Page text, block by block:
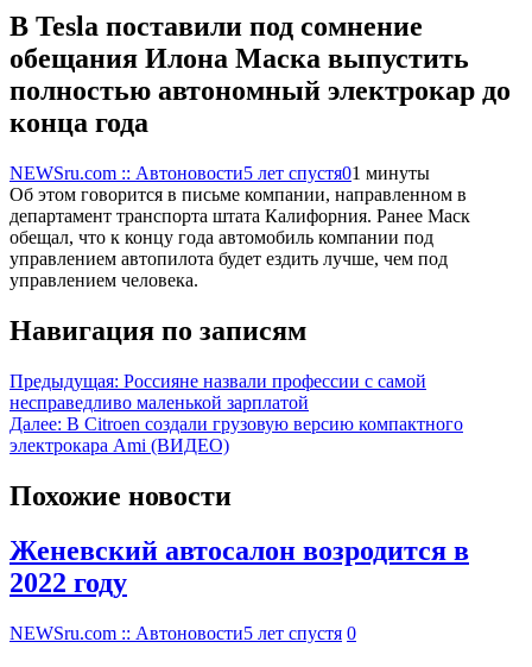
В Tesla поставили под сомнение
обещания Илона Маска выпустить
полностью автономный электрокар до
конца года
NEWSru.com :: Автоновости5 лет спустя01 минуты
Об этом говорится в письме компании, направленном в
департамент транспорта штата Калифорния. Ранее Маск
обещал, что к концу года автомобиль компании под
управлением автопилота будет ездить лучше, чем под
управлением человека.
Навигация по записям
Предыдущая: Россияне назвали профессии с самой
несправедливо маленькой зарплатой
Далее: В Citroen создали грузовую версию компактного
электрокара Ami (ВИДЕО)
Похожие новости
Женевский автосалон возродится в
2022 году
NEWSru.com :: Автоновости5 лет спустя 0